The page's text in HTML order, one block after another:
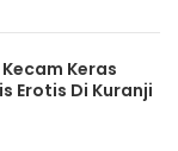
Keras
Erotis Di Kuranji